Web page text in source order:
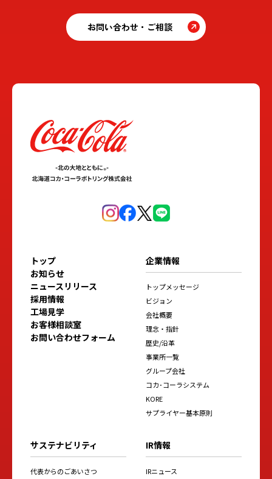
お問い合わせ・ご相談
トップ
お知らせ
ニュースリリース
採用情報
工場見学
お客様相談室
お問い合わせフォーム
企業情報
トップメッセージ
ビジョン
会社概要
理念・指針
歴史/沿革
事業所一覧
グループ会社
コカ･コーラシステム
KORE
サプライヤー基本原則
サステナビリティ
代表からのごあいさつ
IR情報
IRニュース